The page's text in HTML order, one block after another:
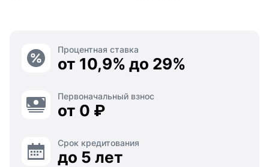
Процентная ставка
от 10,9% до 29%
Первоначальный взнос
от 0 ₽
Срок кредитования
до 5 лет